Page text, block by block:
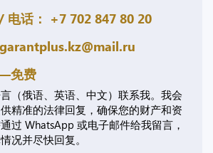
电话： +7 702 847 80 20
garantplus.kz@mail.ru
免费
（俄语、英语、中文）联系我。我会
精准的法律回复，确保您的财产和资
过 WhatsApp 或电子邮件给我留言，
况并尽快回复。